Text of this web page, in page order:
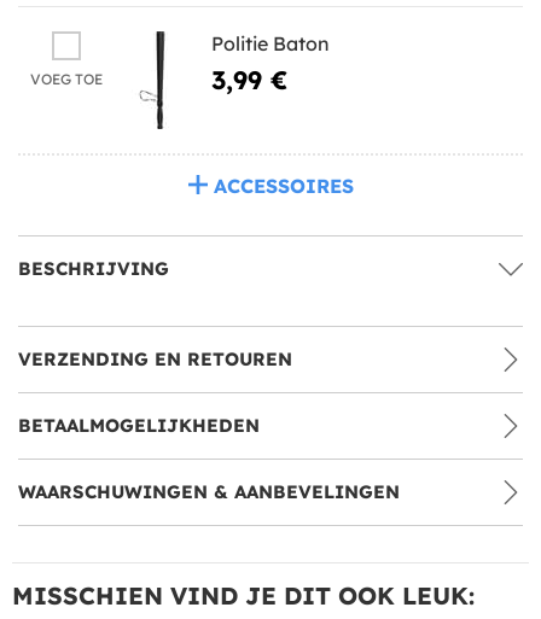
VOEG TOE
Politie Baton
3,99 €
ACCESSOIRES
BESCHRIJVING
VERZENDING EN RETOUREN
BETAALMOGELIJKHEDEN
WAARSCHUWINGEN & AANBEVELINGEN
MISSCHIEN VIND JE DIT OOK LEUK: